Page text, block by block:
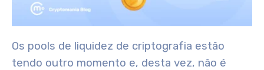
Os pools de liquidez de criptografia estão
tendo outro momento e, desta vez, não é